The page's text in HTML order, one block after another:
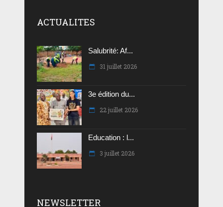
ACTUALITES
Salubrité: Af...
31 juillet 2026
3e édition du...
22 juillet 2026
Education : l...
3 juillet 2026
NEWSLETTER